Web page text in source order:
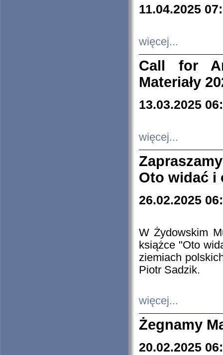
11.04.2025
więcej...
Call for
Materiały
13.03.2025
więcej...
Oto widać i
26.02.2025
W Żydowskim
książce "Oto
ziemiach
Piotr Sadzik.
więcej...
Żegnamy
20.02.2025